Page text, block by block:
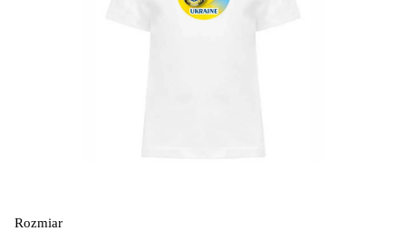
Rozmiar